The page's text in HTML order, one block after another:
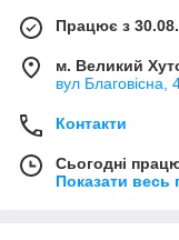
Працює з
м. Великий
вул Благовісна,
Контакти
Сьогодні
Показати весь